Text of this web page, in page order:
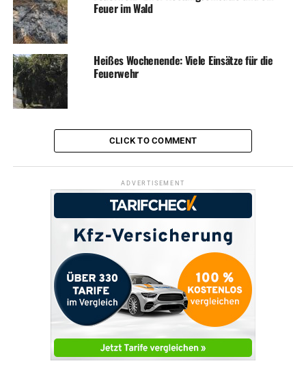
Daumen für den neuen Job.
Wer neue Sprecherin oder Sprecher der EN-Polizei wird,
ist übrigens noch nicht klar.
Bild: Neuer Leiter der Polizeiwache in Wetter: Dietmar
Trust
RELATED TOPICS: LEUTE NEWS POLIZEI
Sirenenalarm am Samstag: Kaminbrand in Esborn
DON'T MISS
Erster Wetteraner Karnevalsverein stellt sich vor
Feuer im Wald
Heißes Wochenende: Viele Einsätze für die
Feuerwehr
CLICK TO COMMENT
ADVERTISEMENT